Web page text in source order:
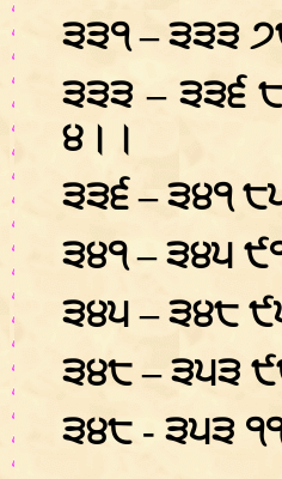
੩੩੧ – ੩੩੩
੩੩੩ – ੩੩੬
੪।।
੩੩੬ – ੩੪੧
੩੪੧ – ੩੪੫
੩੪੫ – ੩੪੮
੩੪੮ –
੩੪੮ - ੩੫੩